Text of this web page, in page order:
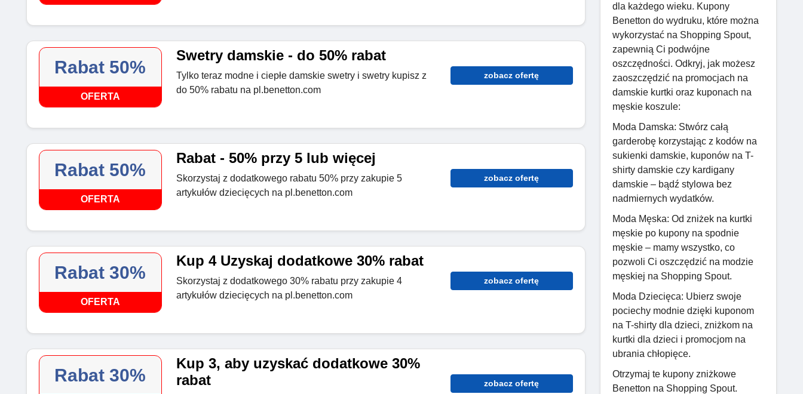
Rabat 50%
OFERTA
Swetry damskie - do 50% rabat
Tylko teraz modne i ciepłe damskie swetry i swetry kupisz z
do 50% rabatu na pl.benetton.com
zobacz ofertę
Rabat 50%
OFERTA
Rabat - 50% przy 5 lub więcej
Skorzystaj z dodatkowego rabatu 50% przy zakupie 5
artykułów dziecięcych na pl.benetton.com
zobacz ofertę
Rabat 30%
OFERTA
Kup 4 Uzyskaj dodatkowe 30% rabat
Skorzystaj z dodatkowego 30% rabatu przy zakupie 4
artykułów dziecięcych na pl.benetton.com
zobacz ofertę
Rabat 30%
Kup 3, aby uzyskać dodatkowe 30%
rabat
zobacz ofertę
dla każdego wieku. Kupony
Benetton do wydruku, które można
wykorzystać na Shopping Spout,
zapewnią Ci podwójne
oszczędności. Odkryj, jak możesz
zaoszczędzić na promocjach na
damskie kurtki oraz kuponach na
męskie koszule:
Moda Damska: Stwórz całą
garderobę korzystając z kodów na
sukienki damskie, kuponów na T-
shirty damskie czy kardigany
damskie – bądź stylowa bez
nadmiernych wydatków.
Moda Męska: Od zniżek na kurtki
męskie po kupony na spodnie
męskie – mamy wszystko, co
pozwoli Ci oszczędzić na modzie
męskiej na Shopping Spout.
Moda Dziecięca: Ubierz swoje
pociechy modnie dzięki kuponom
na T-shirty dla dzieci, zniżkom na
kurtki dla dzieci i promocjom na
ubrania chłopięce.
Otrzymaj te kupony zniżkowe
Benetton na Shopping Spout.